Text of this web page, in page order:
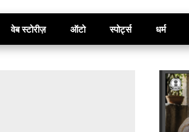
वेब स्टोरीज़ ऑटो स्पोर्ट्स धर्म